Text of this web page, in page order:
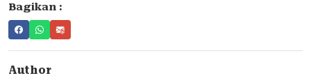
Bagikan :
Author